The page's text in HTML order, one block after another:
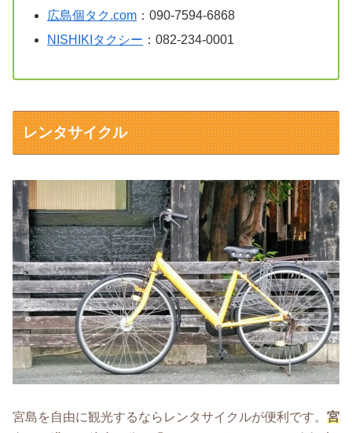
広島個タク.com：090-7594-6868
NISHIKIタクシー ：082-234-0001
レンタサイクル
宮島を自由に観光するならレンタサイクルが便利です。 宮